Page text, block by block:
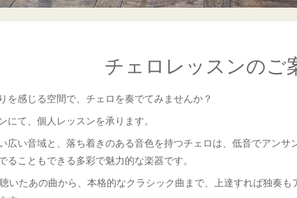
チェロレッスンのご
を感じる空間で、チェロを奏でてみませんか？
にて、個人レッスンを承ります。
広い音域と、落ち着きのある音色を持つチェロは、低音でアン
ることもできる多彩で魅力的な楽器です。
いたあの曲から、本格的なクラシック曲まで、上達すれば独奏も